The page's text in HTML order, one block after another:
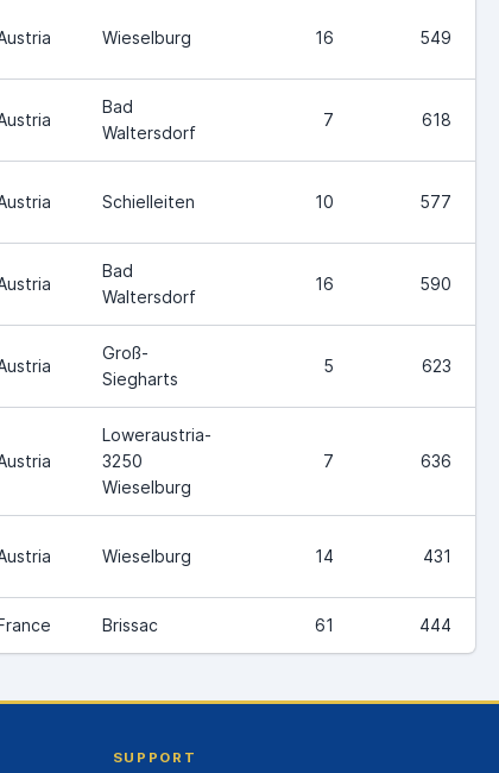
Wieselburg 16 549
Bad
Waltersdorf
7 618
Schielleiten 10 577
Bad
Waltersdorf
16 590
Groß-
Siegharts
5 623
Loweraustria-
3250
Wieselburg
7 636
Wieselburg 14 431
Brissac 61 444
SUPPORT